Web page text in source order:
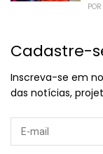
POR
Cadastre-
Inscreva-se em
das notícias,